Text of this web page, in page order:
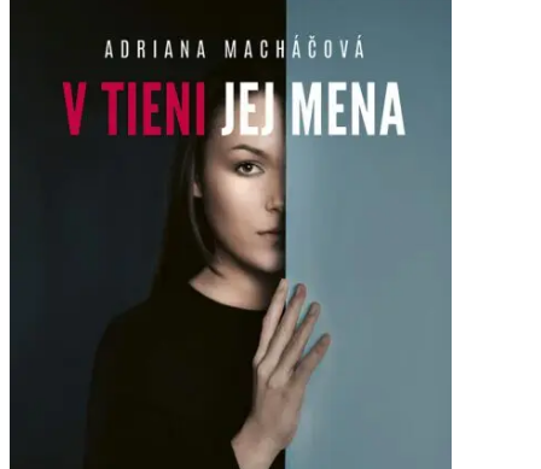
Výstava
Galéria
Divadlo
Folklór
Fašiangy
Ubytovanie
Pobyty
Gastro
Kaviarne
Víno
Kultúra a tradície
Šport a agroturistika
Školstvo
Ekonomika obchod a doprava
Turistika
Cyklistika